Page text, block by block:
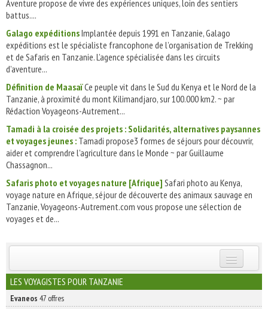
Aventure propose de vivre des expériences uniques, loin des sentiers
battus....
Galago expéditionsImplantée depuis 1991 en Tanzanie, Galago
expéditions est le spécialiste francophone de l’organisation de Trekking
et de Safaris en Tanzanie. L’agence spécialisée dans les circuits
d’aventure...
Définition de MaasaïCe peuple vit dans le Sud du Kenya et le Nord de la
Tanzanie, à proximité du mont Kilimandjaro, sur 100.000 km2. ~ par
Rédaction Voyageons-Autrement...
Tamadi à la croisée des projets : Solidarités, alternatives paysannes
et voyages jeunes : Tamadi propose3 formes de séjours pour découvrir,
aider et comprendre l'agriculture dans le Monde ~ par Guillaume
Chassagnon...
Safaris photo et voyages nature [Afrique] Safari photo au Kenya,
voyage nature en Afrique, séjour de découverte des animaux sauvage en
Tanzanie, Voyageons-Autrement.com vous propose une sélection de
voyages et de...
INSCRIVEZ-VOUS | ABONNEZ-VOUS
LES VOYAGISTES POUR TANZANIE
Evaneos 47 offres